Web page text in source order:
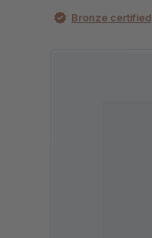
Bronze certified